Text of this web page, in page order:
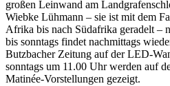
großen Leinwand am
Wiebke Lühmann – sie ist mit dem
Afrika bis nach Südafrika geradelt –
bis sonntags findet nachmittags
Butzbacher Zeitung auf der LED-
sonntags um 11.00 Uhr werden auf
Matinée-Vorstellungen gezeigt.